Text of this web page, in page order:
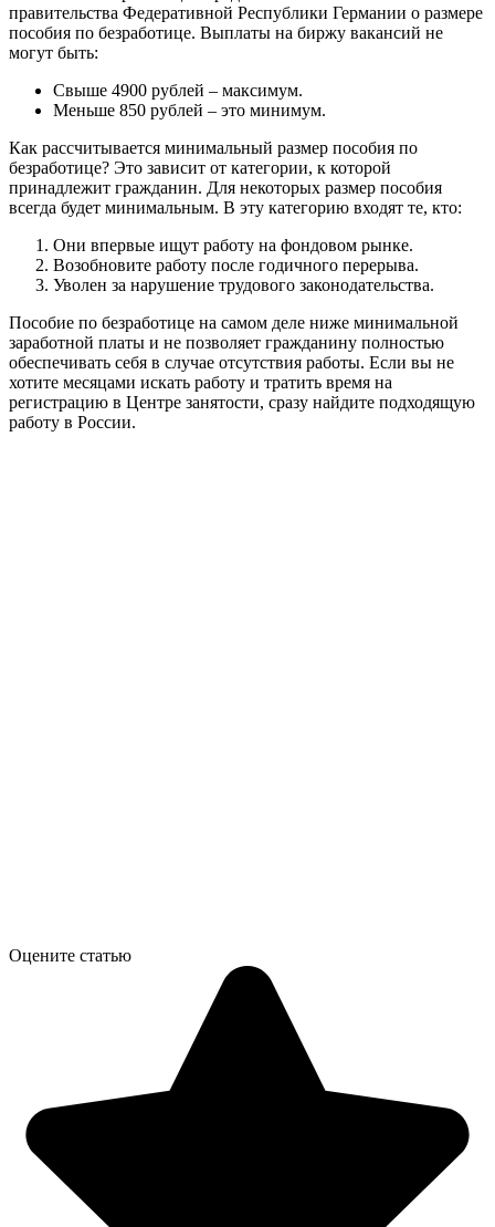
правительства Федеративной Республики Германии о размере
пособия по безработице. Выплаты на биржу вакансий не
могут быть:
Свыше 4900 рублей – максимум.
Меньше 850 рублей – это минимум.
Как рассчитывается минимальный размер пособия по
безработице? Это зависит от категории, к которой
принадлежит гражданин. Для некоторых размер пособия
всегда будет минимальным. В эту категорию входят те, кто:
Они впервые ищут работу на фондовом рынке.
Возобновите работу после годичного перерыва.
Уволен за нарушение трудового законодательства.
Пособие по безработице на самом деле ниже минимальной
заработной платы и не позволяет гражданину полностью
обеспечивать себя в случае отсутствия работы. Если вы не
хотите месяцами искать работу и тратить время на
регистрацию в Центре занятости, сразу найдите подходящую
работу в России.
Оцените статью